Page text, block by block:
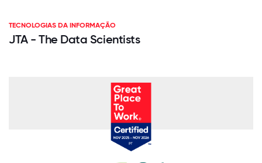
TECNOLOGIAS DA INFORMAÇÃO
JTA - The Data Scientists